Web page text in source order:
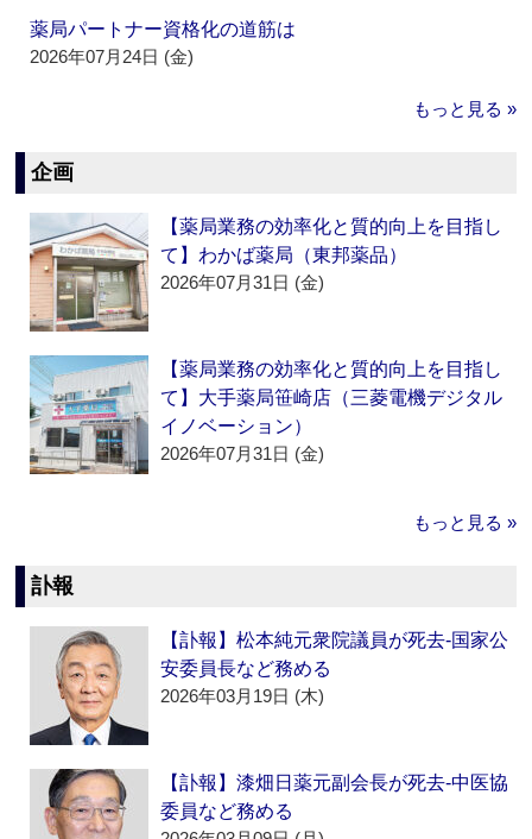
薬局パートナー資格化の道筋は
2026年07月24日 (金)
もっと見る »
企画
【薬局業務の効率化と質的向上を目指し
て】わかば薬局（東邦薬品）
2026年07月31日 (金)
【薬局業務の効率化と質的向上を目指し
て】大手薬局笹崎店（三菱電機デジタル
イノベーション）
2026年07月31日 (金)
もっと見る »
訃報
【訃報】松本純元衆院議員が死去‐国家公
安委員長など務める
2026年03月19日 (木)
【訃報】漆畑日薬元副会長が死去‐中医協
委員など務める